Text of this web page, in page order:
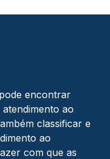
encontrar
ao
classificar e
ao
com que as